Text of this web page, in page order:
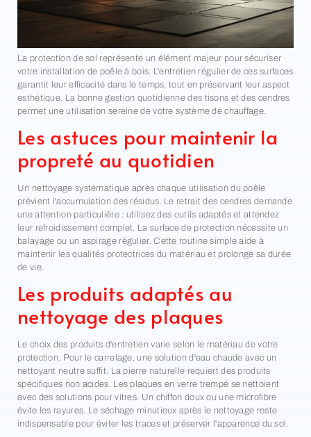
La protection de sol représente un élément majeur pour sécuriser
votre installation de poêle à bois. L'entretien régulier de ces surfaces
garantit leur efficacité dans le temps, tout en préservant leur aspect
esthétique. La bonne gestion quotidienne des tisons et des cendres
permet une utilisation sereine de votre système de chauffage.
Les astuces pour maintenir la
propreté au quotidien
Un nettoyage systématique après chaque utilisation du poêle
prévient l'accumulation des résidus. Le retrait des cendres demande
une attention particulière : utilisez des outils adaptés et attendez
leur refroidissement complet. La surface de protection nécessite un
balayage ou un aspirage régulier. Cette routine simple aide à
maintenir les qualités protectrices du matériau et prolonge sa durée
de vie.
Les produits adaptés au
nettoyage des plaques
Le choix des produits d'entretien varie selon le matériau de votre
protection. Pour le carrelage, une solution d'eau chaude avec un
nettoyant neutre suffit. La pierre naturelle requiert des produits
spécifiques non acides. Les plaques en verre trempé se nettoient
avec des solutions pour vitres. Un chiffon doux ou une microfibre
évite les rayures. Le séchage minutieux après le nettoyage reste
indispensable pour éviter les traces et préserver l'apparence du sol.